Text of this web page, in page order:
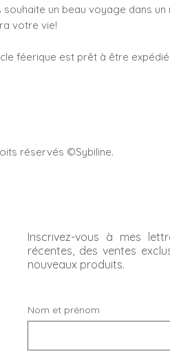
souhaite un beau voyage dans un
votre vie!
féerique est prêt à être
réservés ©Sybiline.
Inscrivez-vous à mes
récentes, des ventes
nouveaux produits.
Nom et prénom